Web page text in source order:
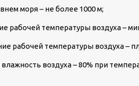
моря – не более 1000 м;
рабочей температуры воздуха –
рабочей температуры воздуха –
воздуха – 80% при